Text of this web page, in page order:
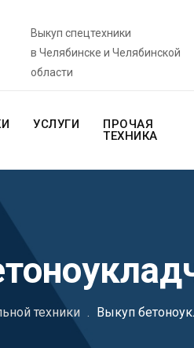
Выкуп спецтехники
в Челябинске и Челябинской
области
УСЛУГИ
ПРОЧАЯ
ТЕХНИКА
техники . Выкуп